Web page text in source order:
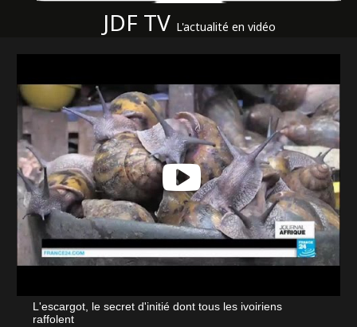
JDF TV L'actualité en vidéo
L'escargot, le secret d'initié dont tous les ivoiriens
raffolent